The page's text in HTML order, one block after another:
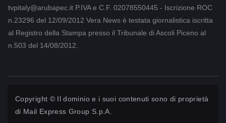
tvpitaly@arubapec.it P.IVA e C.F. 02078550445 - Iscrizione ROC
n.23296 del 12/09/2012 Vera News è testata giornalistica iscritta
al Registro della Stampa presso il Tribunale di Ascoli Piceno al
n.503 del 14/08/2012.
Copyright © Il dominio e i suoi contenuti sono di proprietà
di Mail Express Group S.p.A.